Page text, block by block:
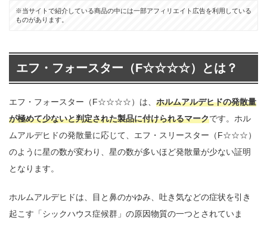
※当サイトで紹介している商品の中には一部アフィリエイト広告を利用している
ものがあります。
エフ・フォースター（F☆☆☆☆）とは？
エフ・フォースター（F☆☆☆☆）は、 ホルムアルデヒドの発散量
が極めて少ないと判定された製品に付けられるマークです。ホル
ムアルデヒドの発散量に応じて、エフ・スリースター（F☆☆☆）
のように星の数が変わり、星の数が多いほど発散量が少ない証明
となります。
ホルムアルデヒドは、目と鼻のかゆみ、吐き気などの症状を引き
起こす「シックハウス症候群」の原因物質の一つとされていま